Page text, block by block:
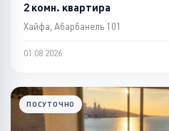
2 комн. квартира
Хайфа, Абарбанель 101
01.08.2026
ПОСУТОЧНО